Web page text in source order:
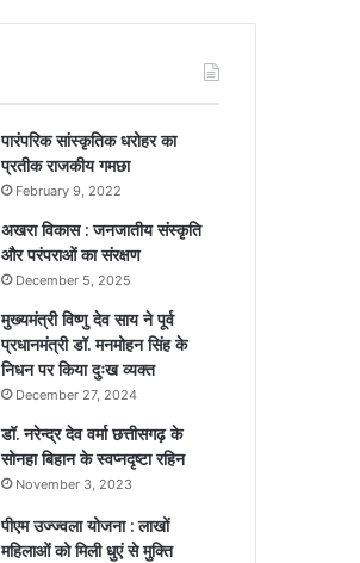
​​​​​​​पारंपरिक सांस्कृतिक धरोहर का
प्रतीक राजकीय गमछा
February 9, 2022
अखरा विकास : जनजातीय संस्कृति
और परंपराओं का संरक्षण
December 5, 2025
मुख्यमंत्री विष्णु देव साय ने पूर्व
प्रधानमंत्री डॉ. मनमोहन सिंह के
निधन पर किया दुःख व्यक्त
December 27, 2024
डॉ. नरेन्द्र देव वर्मा छत्तीसगढ़ के
सोनहा बिहान के स्वप्नदृष्टा रहिन
November 3, 2023
पीएम उज्ज्वला योजना : लाखों
महिलाओं को मिली धुएं से मुक्ति